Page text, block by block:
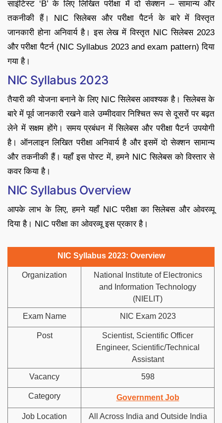
साइंटिस्ट ‘B’ के लिए लिखित परीक्षा में दो सेक्शन – सामान्य और
तकनीकी हैं। NIC सिलेबस और परीक्षा पैटर्न के बारे में विस्तृत
जानकारी होना अनिवार्य है। इस लेख में विस्तृत NIC सिलेबस 2023
और परीक्षा पैटर्न (NIC Syllabus 2023 and exam pattern) दिया
गया है।
NIC Syllabus 2023
तैयारी की योजना बनाने के लिए NIC सिलेबस आवश्यक है। सिलेबस के
बारे में पूर्व जानकारी रखने वाले उम्मीदवार निश्चित रूप से दूसरों पर बढ़त
लेने में सक्षम होंगे। समय प्रबंधन में सिलेबस और परीक्षा पैटर्न उपयोगी
है। ऑनलाइन लिखित परीक्षा अनिवार्य है और इसमें दो सेक्शन सामान्य
और तकनीकी हैं। यहाँ इस पोस्ट में, हमने NIC सिलेबस को विस्तार से
कवर किया है।
NIC Syllabus Overview
आपके लाभ के लिए, हमने यहाँ NIC परीक्षा का सिलेबस और ओवरव्यू
दिया है। NIC परीक्षा का ओवरव्यू इस प्रकार है।
NIC Syllabus 2023: Overview
Organization
National Institute of Electronics
and Information Technology
(NIELIT)
Exam Name NIC Exam 2023
Post
Scientist, Scientific Officer
Engineer, Scientific/Technical
Assistant
Vacancy 598
Category Government Job
Job Location All Across India and Outside India